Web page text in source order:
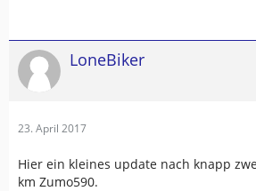
LoneBiker
23. April 2017
Hier ein kleines update nach knapp
km Zumo590.